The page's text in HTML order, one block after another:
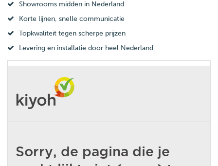
Showrooms midden in Nederland
Korte lijnen, snelle communicatie
Topkwaliteit tegen scherpe prijzen
Levering en installatie door heel Nederland